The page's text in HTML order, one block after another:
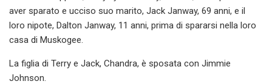
aver sparato e ucciso suo marito, Jack Janway, 69 anni, e il
loro nipote, Dalton Janway, 11 anni, prima di spararsi nella loro
casa di Muskogee.
La figlia di Terry e Jack, Chandra, è sposata con Jimmie
Johnson.